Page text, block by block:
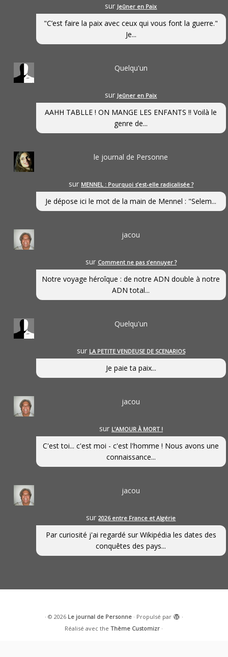
sur Jeûner en Paix
"C’est faire la paix avec ceux qui vous font la guerre."
Je...
Quelqu'un
sur Jeûner en Paix
AAHH TABLLE ! ON MANGE LES ENFANTS !! Voilà le
genre de...
le journal de Personne
sur MENNEL : Pourquoi s’est-elle radicalisée ?
Je dépose ici le mot de la main de Mennel : "Selem...
jacou
sur Comment ne pas s’ennuyer ?
Notre voyage héroîque : de notre ADN double à notre
ADN total...
Quelqu'un
sur LA PETITE VENDEUSE DE SCENARIOS
Je paie ta paix...
jacou
sur L’AMOUR À MORT !
C'est toi... c'est moi - c'est l'homme ! Nous avons une
connaissance...
jacou
sur2026 entre France et Algérie
Par curiosité j'ai regardé sur Wikipédia les dates des
conquêtes des pays...
· © 2026 Le journal de Personne· Propulsé par
·
Réalisé avec theThème Customizr ·